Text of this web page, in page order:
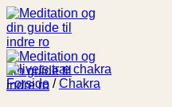
Fortsæt
til
indhold
Forside / Chakra